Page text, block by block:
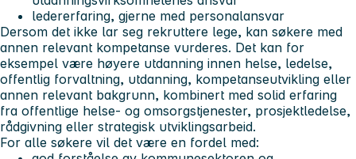
ledererfaring, gjerne med personalansvar
Dersom det ikke lar seg rekruttere lege, kan søkere med
annen relevant kompetanse vurderes. Det kan for
eksempel være høyere utdanning innen helse, ledelse,
offentlig forvaltning, utdanning, kompetanseutvikling eller
annen relevant bakgrunn, kombinert med solid erfaring
fra offentlige helse- og omsorgstjenester, prosjektledelse,
rådgivning eller strategisk utviklingsarbeid.
For alle søkere vil det være en fordel med: